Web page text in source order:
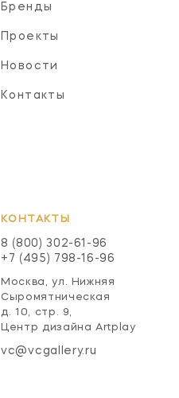
Бренды
Проекты
Новости
Контакты
КОНТАКТЫ
8 (800) 302-61-96
+7 (495) 798-16-96
Москва, ул. Нижняя
Сыромятническая
д. 10, стр. 9,
Центр дизайна Artplay
vc@vcgallery.ru